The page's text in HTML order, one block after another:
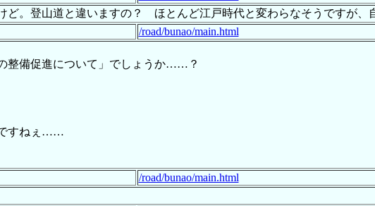
ど。登山道と違いますの？ ほとんど江戸時代と変わらなそうですが、
/road/bunao/main.html
整備促進について」でしょうか……？
ですねぇ……
/road/bunao/main.html